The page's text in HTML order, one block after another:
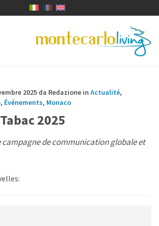
2025 da Redazione in Actualité,
, Événements, Monaco
2025
campagne de communication globale et